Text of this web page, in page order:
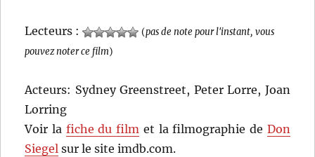
Lecteurs : (pas de note pour l'instant, vous
pouvez noter ce film)
Acteurs: Sydney Greenstreet, Peter Lorre, Joan
Lorring
Voir la fiche du film et la filmographie de Don
Siegel sur le site imdb.com.